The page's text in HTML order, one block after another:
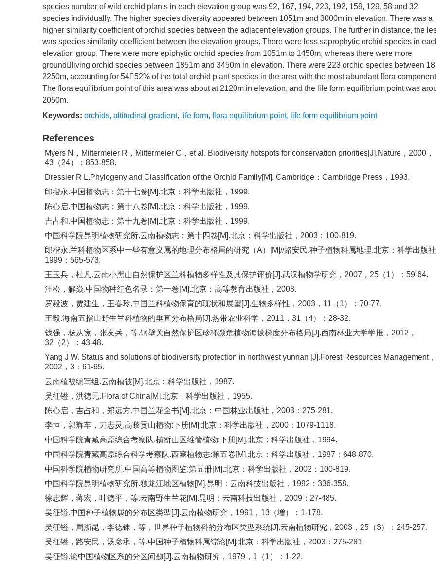
species number of wild orchid plants in each elevation group was 92, 167, 194, 223, 192, 159, 129, 58 and 32
species individually. The higher species diversity appeared between 1051m and 3000m in elevation. There was a
higher similarity coefficient of orchid species between the adjacent elevation groups. The further in distance, the
was species similarity coefficient between the elevation groups. There were less saprophytic orchid species in
elevation group. There were more epiphytic orchid species from 1051m to 1450m, whereas there were more
groundliving orchid species between 1851m and 3450m in elevation. There were 223 orchid species between
2250m, accounting for 5452% of the total orchid plant species in the area with the most abundant flora
The flora equilibrium point of this area was about at 2120m in elevation, and the life form equilibrium point was
2050m.
Keywords: orchids, altitudinal gradient, life form, flora equilibrium point, life form equilibrium point
References
Myers N，Mittermeier R，Mittermeier C，et al. Biodiversity hotspots for conservation priorities[J].Nature，2000，
43（24）：853-858.
Dressler R L.Phylogeny and Classification of the Orchid Family[M]. Cambridge：Cambridge Press，1993.
郎揩永.中国植物志：第十七卷[M].北京：科学出版社，1999.
陈心启.中国植物志：第十八卷[M].北京：科学出版社，1999.
吉占和.中国植物志：第十九卷[M].北京：科学出版社，1999.
中国科学院昆明植物研究所.云南植物志：第十四卷[M].北京：科学出版社，2003：100-819.
郎楷永.兰科植物区系中一些有意义属的地理分布格局的研究（A）[M]//路安民.种子植物科属地理.北京：科学出版社
1999：565-573.
王玉兵，杜凡.云南小黑山自然保护区兰科植物多样性及其保护评价[J].武汉植物学研究，2007，25（1）：59-64.
汪松，解焱.中国物种红色名录：第一卷[M].北京：高等教育出版社，2003.
罗毅波，贾建生，王春玲.中国兰科植物保育的现状和展望[J].生物多样性，2003，11（1）：70-77.
王毅.海南五指山野生兰科植物的垂直分布格局[J].热带农业科学，2011，31（4）：28-32.
钱强，杨从宽，张友兵，等.铜壁关自然保护区珍稀濒危植物海拔梯度分布格局[J].西南林业大学学报，2012，
32（2）：43-48.
Yang J W. Status and solutions of biodiversity protection in northwest yunnan [J].Forest Resources Management，
2002，3：61-65.
云南植被编写组.云南植被[M].北京：科学出版社，1987.
吴征镒，洪德元.Flora of China[M].北京：科学出版社，1955.
陈心启，吉占和，郑远方.中国兰花全书[M].北京：中国林业出版社，2003：275-281.
李恒，郭辉车，刀志灵.高黎贡山植物:下册[M].北京：科学出版社，2000：1079-1118.
中国科学院青藏高原综合考察队.横断山区维管植物:下册[M].北京：科学出版社，1994.
中国科学院青藏高原综合科学考察队.西藏植物志:第五卷[M].北京：科学出版社，1987：648-870.
中国科学院植物研究所.中国高等植物图鉴:第五册[M].北京：科学出版社，2002：100-819.
中国科学院昆明植物研究所.独龙江地区植物[M].昆明：云南科技出版社，1992：336-358.
徐志辉，蒋宏，叶德平，等.云南野生兰花[M].昆明：云南科技出版社，2009：27-485.
吴征镒.中国种子植物属的分布区类型[J].云南植物研究，1991，13（增）：1-178.
吴征镒，周浙昆，李德铢，等，世界种子植物科的分布区类型系统[J].云南植物研究，2003，25（3）：245-257.
吴征镒，路安民，汤彦承，等.中国种子植物科属综论[M].北京：科学出版社，2003：275-281.
吴征镒.论中国植物区系的分区问题[J].云南植物研究，1979，1（1）：1-22.